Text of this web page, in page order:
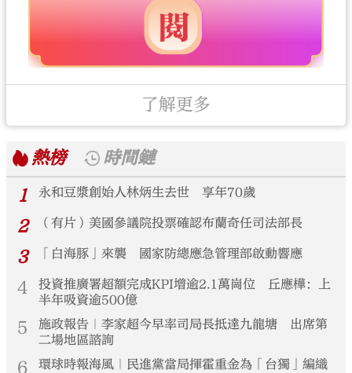
了解更多
熱榜
時間鏈
1
永和豆漿創始人林炳生去世 享年70歲
2 （有片）美國參議院投票確認布蘭奇任司法部長
3 「白海豚」來襲 國家防總應急管理部啟動響應
4
投資推廣署超額完成KPI增逾2.1萬崗位 丘應樺：上
半年吸資逾500億
5
施政報告｜李家超今早率司局長抵達九龍塘 出席第
二場地區諮詢
6
環球時報海風｜民進黨當局揮霍重金為「台獨」編織